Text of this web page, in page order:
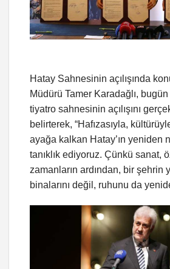
Hatay Sahnesinin açılışında
Müdürü Tamer Karadağlı,
tiyatro sahnesinin açılışını
belirterek, “Hafızasıyla,
ayağa kalkan Hatay’ın yeniden
tanıklık ediyoruz. Çünkü sanat,
zamanların ardından, bir şehrin
binalarını değil, ruhunu da